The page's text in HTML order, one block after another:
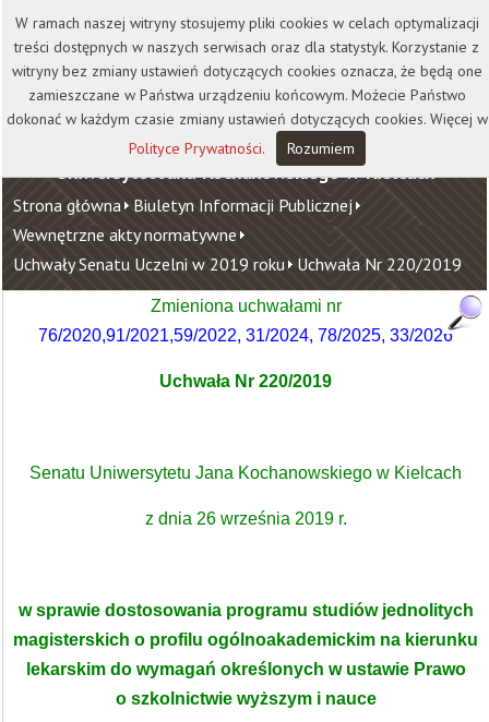
Kontakt Biblioteka
Wydawnictwo
Wirtualna Uczelnia
Uniwersytet Jana Kochanowskiego w Kielcach
Strona główna Biuletyn Informacji Publicznej
Wewnętrzne akty normatywne
Uchwały Senatu Uczelni w 2019 roku Uchwała Nr 220/2019
Zmieniona uchwałami nr
76/2020,91/2021,59/2022, 31/2024, 78/2025, 33/2026
Uchwała Nr 220/2019
Senatu Uniwersytetu Jana Kochanowskiego w Kielcach
z dnia 26 września 2019 r.
w sprawie dostosowania programu studiów jednolitych
magisterskich o profilu ogólnoakademickim na kierunku
lekarskim do wymagań określonych w ustawie Prawo
o szkolnictwie wyższym i nauce
W ramach naszej witryny stosujemy pliki cookies w celach optymalizacji
treści dostępnych w naszych serwisach oraz dla statystyk. Korzystanie z
witryny bez zmiany ustawień dotyczących cookies oznacza, że będą one
zamieszczane w Państwa urządzeniu końcowym. Możecie Państwo
dokonać w każdym czasie zmiany ustawień dotyczących cookies. Więcej w
Polityce Prywatności. Rozumiem